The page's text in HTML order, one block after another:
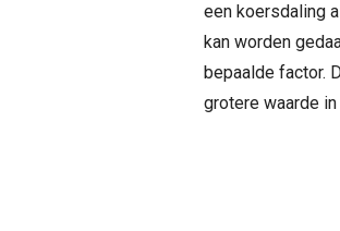
een koersdaling
kan worden
bepaalde factor.
grotere waarde